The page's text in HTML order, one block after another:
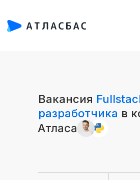
Вакансия
разработчика в
Атласа